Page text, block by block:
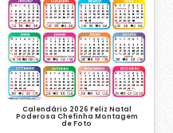
Calendário 2026 Feliz Natal
Poderosa Chefinha Montagem
de Foto